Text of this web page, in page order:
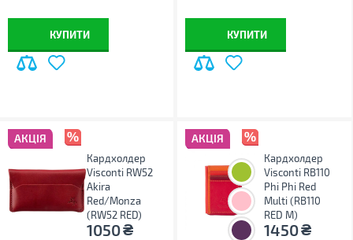
КУПИТИ КУПИТИ
АКЦІЯ
Кардхолдер
Visconti RW52
Akira
Red/Monza
(RW52 RED)
1050₴
АКЦІЯ
Кардхолдер
Visconti RB110
Phi Phi Red
Multi (RB110
RED M)
1450₴